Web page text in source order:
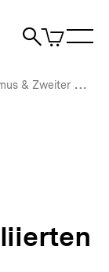
Suche
Artikel
im
Zweiter Weltkrieg